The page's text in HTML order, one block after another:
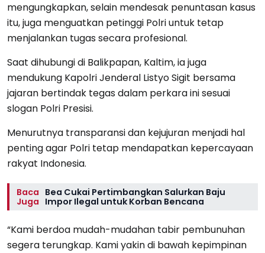
mengungkapkan, selain mendesak penuntasan kasus
itu, juga menguatkan petinggi Polri untuk tetap
menjalankan tugas secara profesional.
Saat dihubungi di Balikpapan, Kaltim, ia juga
mendukung Kapolri Jenderal Listyo Sigit bersama
jajaran bertindak tegas dalam perkara ini sesuai
slogan Polri Presisi.
Menurutnya transparansi dan kejujuran menjadi hal
penting agar Polri tetap mendapatkan kepercayaan
rakyat Indonesia.
Baca
Juga
Bea Cukai Pertimbangkan Salurkan Baju
Impor Ilegal untuk Korban Bencana
“Kami berdoa mudah-mudahan tabir pembunuhan
segera terungkap. Kami yakin di bawah kepimpinan